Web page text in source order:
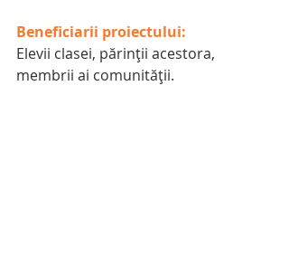
Beneficiarii proiectului:
Elevii clasei, părinții acestora,
membrii ai comunității.